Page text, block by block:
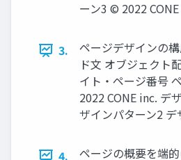
ーン3 © 2022
3.
ページデザインの
ド⽂ オブジェクト
イト・ページ番号
2022 CONE inc. デ
ザインパターン2
4. ページの概要を端